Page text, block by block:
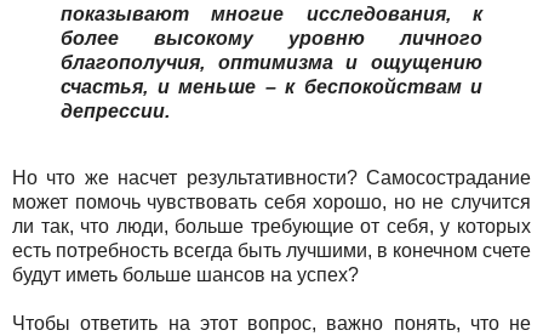
показывают многие исследования, к
более высокому уровню личного
благополучия, оптимизма и ощущению
счастья, и меньше – к беспокойствам и
депрессии.
Но что же насчет результативности? Самосострадание
может помочь чувствовать себя хорошо, но не случится
ли так, что люди, больше требующие от себя, у которых
есть потребность всегда быть лучшими, в конечном счете
будут иметь больше шансов на успех?
Чтобы ответить на этот вопрос, важно понять, что не